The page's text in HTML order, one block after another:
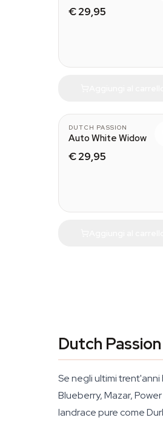
€ 29,95
DUTCH PASSION
Auto White Widow
€ 29,95
Dutch
Se negli ultimi
Blueberry, Mazar,
landrace pure come